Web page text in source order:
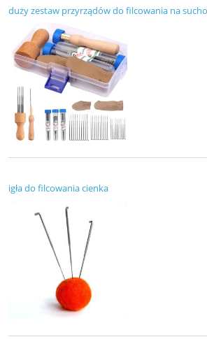
duży zestaw przyrządów do filcowania na sucho
igła do filcowania cienka